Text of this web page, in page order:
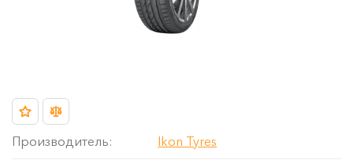
Производитель: Ikon Tyres